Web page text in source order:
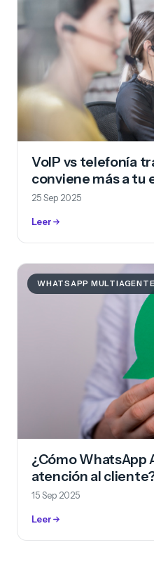
VoIP vs telefonía
conviene más a tu
25 Sep 2025
Leer
WHATSAPP MULTIAGENTE
¿Cómo WhatsApp
atención al
15 Sep 2025
Leer